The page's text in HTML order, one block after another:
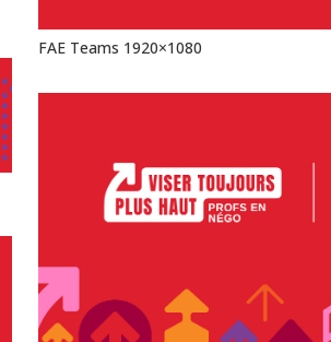
FAE Teams 1920×1080